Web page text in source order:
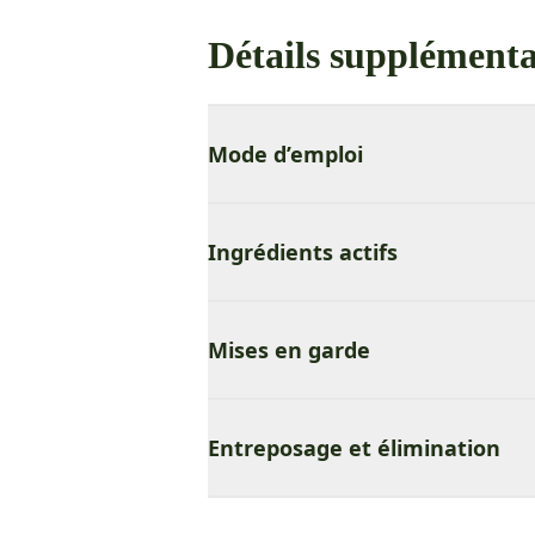
Détails
Mode d’emploi
Ingrédients actifs
Mises en garde
Entreposage et élimination